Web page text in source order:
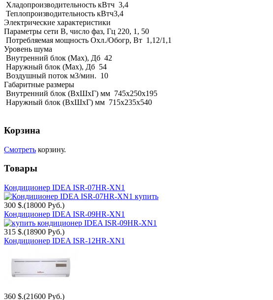
Хладопроизводительность кВтч 3,4
Теплопроизводительность кВтч3,4
Электрические характеристики
Параметры сети В, число фаз, Гц 220, 1, 50
Потребляемая мощность Охл./Обогр, Вт 1,12/1,1
Уровень шума
Внутренний блок (Мах), Дб 42
Наружный блок (Мах), Дб 54
Воздушный поток м3/мин. 10
Габаритные размеры
Внутренний блок (ВхШхГ) мм 745х250х195
Наружный блок (ВхШхГ) мм 715х235х540
Корзина
Смотреть корзину.
Товары
Кондиционер IDEA ISR-07HR-XN1
300 $.(18000 Руб.)
Кондиционер IDEA ISR-09HR-XN1
315 $.(18900 Руб.)
Кондиционер IDEA ISR-12HR-XN1
360 $.(21600 Руб.)